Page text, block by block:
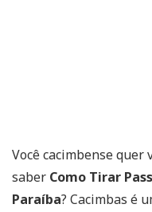
Você cacimbense
saber Como Tirar
Paraíba? Cacimbas é